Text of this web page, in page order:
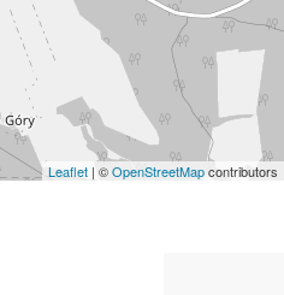
Leaflet | ©OpenStreetMapcontributors